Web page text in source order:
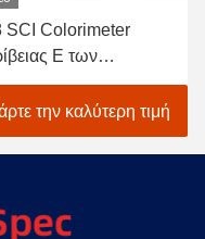
CLEDs D/0
Spectrophotometer
Benchtop για
μέτρηση χρώματος
την καλύτερη τιμή